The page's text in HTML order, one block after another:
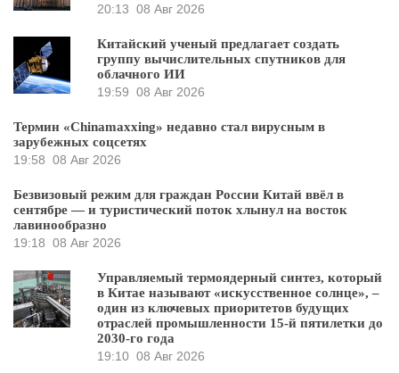
20:13 08 Авг 2026
Китайский ученый предлагает создать
группу вычислительных спутников для
облачного ИИ
19:59 08 Авг 2026
Термин «Chinamaxxing» недавно стал вирусным в
зарубежных соцсетях
19:58 08 Авг 2026
Безвизовый режим для граждан России Китай ввёл в
сентябре — и туристический поток хлынул на восток
лавинообразно
19:18 08 Авг 2026
Управляемый термоядерный синтез, который
в Китае называют «искусственное солнце», –
один из ключевых приоритетов будущих
отраслей промышленности 15-й пятилетки до
2030-го года
19:10 08 Авг 2026